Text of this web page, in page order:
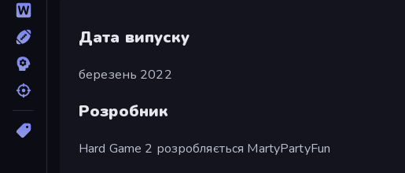
Дата випуску
березень 2022
Розробник
Hard Game 2 розробляється MartyPartyFun